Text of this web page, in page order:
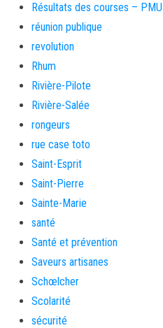
Résultats des courses – PMU
réunion publique
revolution
Rhum
Rivière-Pilote
Rivière-Salée
rongeurs
rue case toto
Saint-Esprit
Saint-Pierre
Sainte-Marie
santé
Santé et prévention
Saveurs artisanes
Schœlcher
Scolarité
sécurité